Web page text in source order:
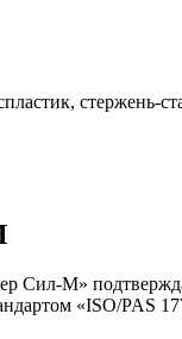
стержень-
Сил-М»
«ISO/PAS